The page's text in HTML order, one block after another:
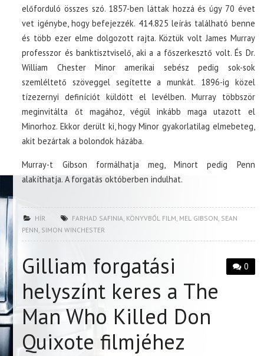
előforduló összes szó. 1857-ben láttak hozzá és úgy 70 évet
vet igénybe, hogy befejezzék. 414.825 leírás található benne
és több ezer elme dolgozott rajta. Köztük volt James Murray
professzor és banktisztviselő, aki a a főszerkesztő volt. És Dr.
William Chester Minor amerikai sebész pedig sok-sok
szemléltető szöveggel segítette a munkát. 1896-ig közel
tízezernyi definíciót küldött el levélben. Murray többször
meginvitálta őt magához, végül inkább maga utazott el
Minorhoz. Ekkor derült ki, hogy Minor gyakorlatilag elmebeteg,
akit bezártak a bolondok házába.
Murray-t Gibson formálhatja meg, Minort pedig Penn
alakíthatja. A forgatás októberben indulhat.
HÍR FARHAD SAFINIA KÖNYVBŐL FILM MEL GIBSON SEAN
PENN SIMON WINCHESTER
0
Gilliam forgatási
helyszínt keres a The
Man Who Killed Don
Quixote filmjéhez